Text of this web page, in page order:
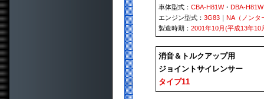
車体型式：CBA-H81W・DBA-H81W
エンジン型式：3G83 ｜NA（ノンタ
製造時期：2001年10月(平成13年10
消音＆トルクアップ用
ジョイントサイレンサー
タイプ11